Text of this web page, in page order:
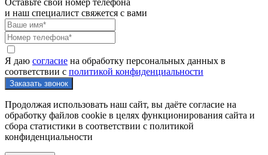
Оставьте свой номер телефона
и наш специалист свяжется с вами
Я даю согласие на обработку персональных данных в
соответствии с политикой конфиденциальности
Продолжая использовать наш сайт, вы даёте согласие на
обработку файлов cookie в целях функционирования сайта и
сбора статистики в соответствии с политикой
конфиденциальности